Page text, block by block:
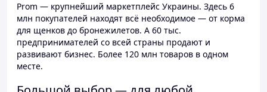
Prom — крупнейший маркетплейс Украины. Здесь 6
млн покупателей находят всё необходимое — от корма
для щенков до бронежилетов. А 60 тыс.
предпринимателей со всей страны продают и
развивают бизнес. Более 120 млн товаров в одном
месте.